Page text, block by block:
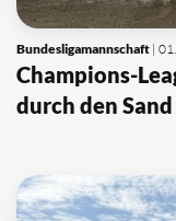
Bundesligamannschaft |
Champions-
durch den